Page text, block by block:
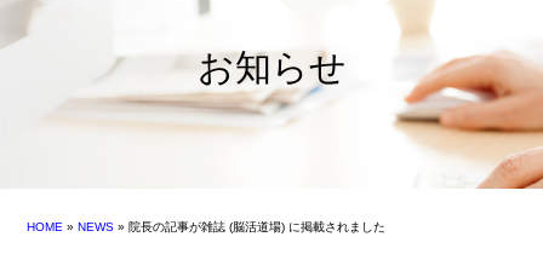
お知らせ
HOME » NEWS » 院長の記事が雑誌 (脳活道場) に掲載されました